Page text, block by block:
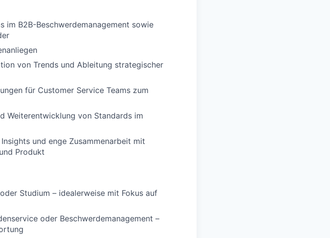
im B2B-Beschwerdemanagement sowie
von Trends und Ableitung strategischer
für Customer Service Teams zum
Weiterentwicklung von Standards im
und enge Zusammenarbeit mit
Produkt
Studium – idealerweise mit Fokus auf
oder Beschwerdemanagement –